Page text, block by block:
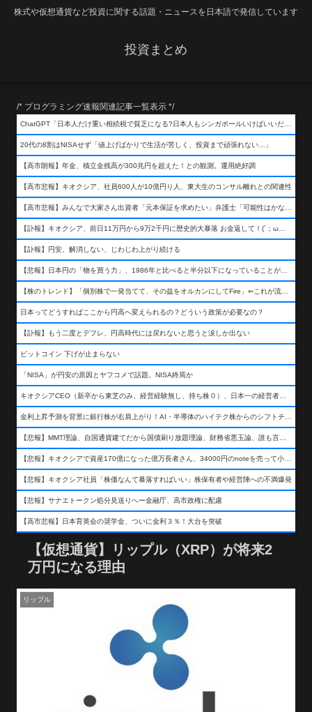
株式や仮想通貨など投資に関する話題・ニュースを日本語で発信しています
投資まとめ
/* プログラミング速報関連記事一覧表示 */
ChatGPT「日本人だけ重い相続税で貧乏になる?日本人もシンガポールいけばいいだけだから相続税で日本人は貧乏にならんだろ呆」
20代の8割はNISAせず「値上げばかりで生活が苦しく、投資まで頑張れない…」
【高市朗報】年金、積立金残高が300兆円を超えた！との観測。運用絶好調
【高市悲報】キオクシア、社員600人が10億円り人、東大生のコンサル離れとの関連性
【高市悲報】みんなで大家さん出資者「元本保証を求めたい」弁護士「可能性はかなり低い」出資者「不誠実！」
【訃報】キオクシア、前日11万円から9万2千円に歴史的大暴落 お金返して！(´；ω；｀)
【訃報】円安、解消しない、じわじわ上がり続ける
【悲報】日本円の「物を買う力」、1986年と比べると半分以下になっていることが判明&#8230;高市さんありがとう！
【株のトレンド】「個別株で一発当てて、その益をオルカンにしてFire」⇐これが流行ってるらしい
日本ってどうすればここから円高へ変えられるの？どういう政策が必要なの？
【訃報】もう二度とデフレ、円高時代には戻れないと思うと涙しか出ない
ビットコイン 下げが止まらない
「NISA」が円安の原因とヤフコメで話題。NISA終焉か
キオクシアCEO（新卒から東芝のみ、経営経験無し、持ち株０）、日本一の経営者になる…
金利上昇予測を背景に銀行株が右肩上がり！AI・半導体のハイテク株からのシフトチェンジも
【悲報】MMT理論、自国通貨建てだから国債刷り放題理論、財務省悪玉論、誰も言わなくなるwwwwwwwwwwwwwww
【悲報】キオクシアで資産170億になった億万長者さん、34000円のnoteを売って小銭を稼いでしまうwwwwwwwwwwwwwwwwwwww
【悲報】キオクシア社員「株価なんて暴落すればいい」株保有者や経営陣への不満爆発
【悲報】サナエトークン処分見送りへー金融庁、高市政権に配慮
【高市悲報】日本育英会の奨学金、ついに金利３％！大台を突破
【仮想通貨】リップル（XRP）が将来2
万円になる理由
リップル